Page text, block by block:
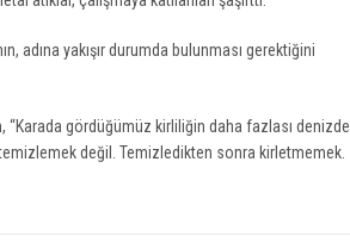
adına yakışır durumda bulunması gerektiğini
“Karada gördüğümüz kirliliğin daha fazlası denizde
değil. Temizledikten sonra kirletmemek.